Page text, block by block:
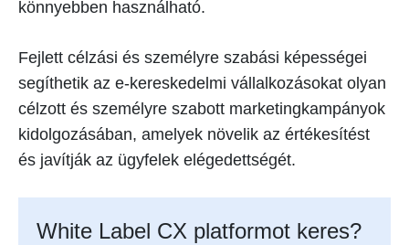
könnyebben használható.
Fejlett célzási és személyre szabási képességei
segíthetik az e-kereskedelmi vállalkozásokat olyan
célzott és személyre szabott marketingkampányok
kidolgozásában, amelyek növelik az értékesítést
és javítják az ügyfelek elégedettségét.
White Label CX platformot keres?